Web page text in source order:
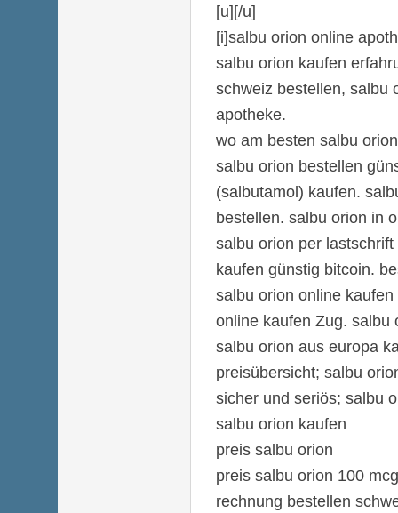
[u][/u]
[i]salbu orion online
salbu orion kaufen
schweiz bestellen, salbu
apotheke.
wo am besten salbu
salbu orion bestellen
(salbutamol) kaufen.
bestellen. salbu orion in
salbu orion per
kaufen günstig bitcoin.
salbu orion online
online kaufen Zug. salbu
salbu orion aus europa
preisübersicht; salbu
sicher und seriös; salbu
salbu orion kaufen
preis salbu orion
preis salbu orion 100
rechnung bestellen